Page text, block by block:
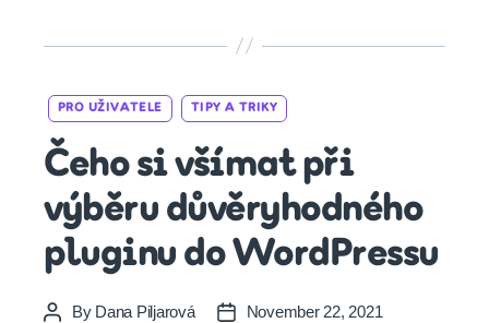
Categories
PRO UŽIVATELE TIPY A TRIKY
Čeho si všímat při
výběru důvěryhodného
pluginu do WordPressu
PostBy Dana Piljarová
PostNovember 22, 2021